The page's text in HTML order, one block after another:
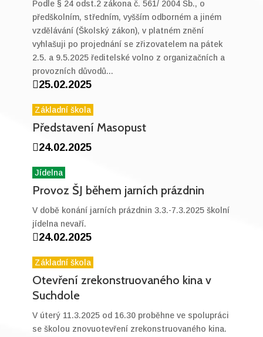
Podle § 24 odst.2 zákona č. 561/ 2004 Sb., o
předškolním, středním, vyšším odborném a jiném
vzdělávání (Školský zákon), v platném znění
vyhlašuji po projednání se zřizovatelem na pátek
2.5. a 9.5.2025 ředitelské volno z organizačních a
provozních důvodů...
25.02.2025
Základní škola
Představení Masopust
24.02.2025
Jídelna
Provoz ŠJ během jarních prázdnin
V době konání jarních prázdnin 3.3.-7.3.2025 školní
jídelna nevaří.
24.02.2025
Základní škola
Otevření zrekonstruovaného kina v
Suchdole
V úterý 11.3.2025 od 16.30 proběhne ve spolupráci
se školou znovuotevření zrekonstruovaného kina.